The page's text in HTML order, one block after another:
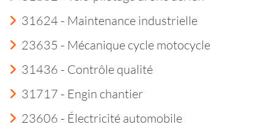
31624 - Maintenance industrielle
23635 - Mécanique cycle motocycle
31436 - Contrôle qualité
31717 - Engin chantier
23606 - Électricité automobile